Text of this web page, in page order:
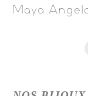
Maya